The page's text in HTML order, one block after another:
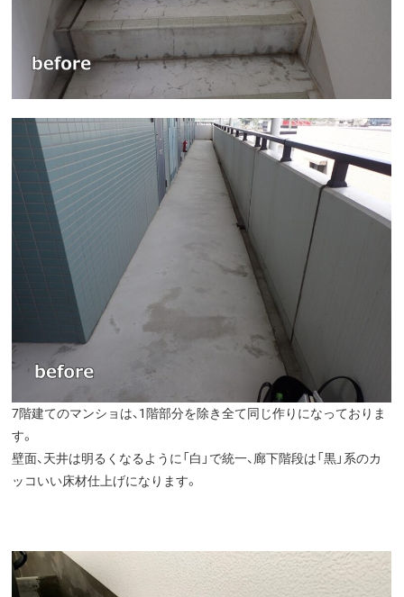
7階建てのマンショは、1階部分を除き全て同じ作りになっておりま
す。
壁面、天井は明るくなるように「白」で統一、廊下階段は「黒」系のカ
ッコいい床材仕上げになります。